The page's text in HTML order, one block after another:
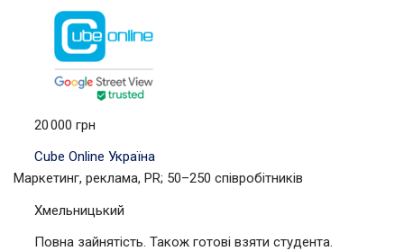
20 000 грн
Cube Online Україна
Маркетинг, реклама, PR; 50–250 співробітників
Хмельницький
Повна зайнятість. Також готові взяти студента.